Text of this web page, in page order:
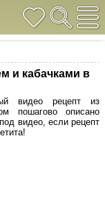
и кабачками в
видео рецепт из
пошагово описано
видео, если рецепт